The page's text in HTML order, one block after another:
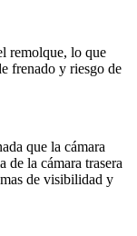
remolque, lo que
frenado y riesgo de
que la cámara
de la cámara trasera
de visibilidad y